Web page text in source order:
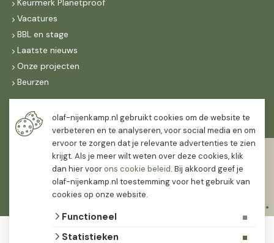
Keurmerk Planetproof
Vacatures
BBL en stage
Laatste nieuws
Onze projecten
Beurzen
Maandag t/m vrijdag
07:30-
16:30
12:00
algemene voorwaarden
olaf-nijenkamp.nl gebruikt cookies om de website te
verbeteren en te analyseren, voor social media en om
ervoor te zorgen dat je relevante advertenties te zien
krijgt. Als je meer wilt weten over deze cookies, klik
dan hier voorons cookie beleid. Bij akkoord geef je
olaf-nijenkamp.nl toestemming voor het gebruik van
cookies op onze website.
Functioneel
Statistieken